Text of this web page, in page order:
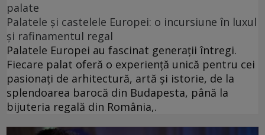
palate
Palatele și castelele Europei: o incursiune în luxul
și rafinamentul regal
Palatele Europei au fascinat generații întregi.
Fiecare palat oferă o experiență unică pentru cei
pasionați de arhitectură, artă și istorie, de la
splendoarea barocă din Budapesta, până la
bijuteria regală din România,.